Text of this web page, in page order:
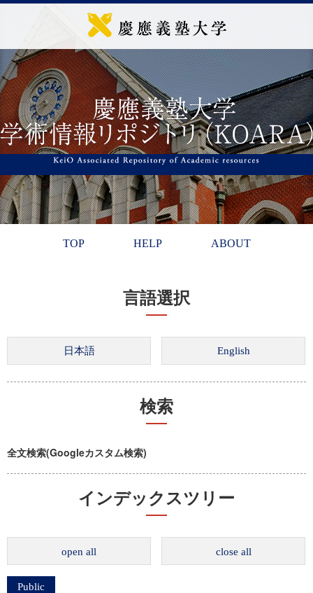
TOP HELP ABOUT
言語選択
検索
全文検索(Googleカスタム検索)
インデックスツリー
open all close all
Public